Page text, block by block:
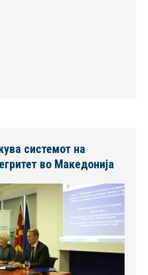
системот на
во Македонија